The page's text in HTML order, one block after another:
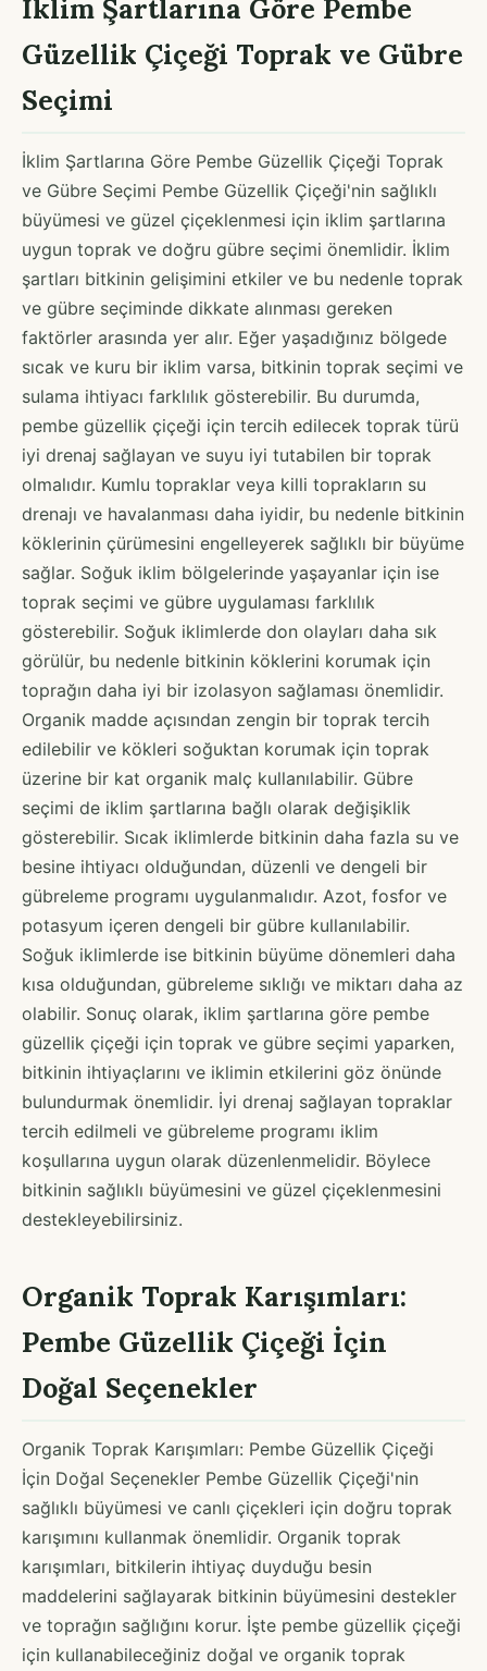
İklim Şartlarına Göre Pembe
Güzellik Çiçeği Toprak ve Gübre
Seçimi
İklim Şartlarına Göre Pembe Güzellik Çiçeği Toprak
ve Gübre Seçimi Pembe Güzellik Çiçeği'nin sağlıklı
büyümesi ve güzel çiçeklenmesi için iklim şartlarına
uygun toprak ve doğru gübre seçimi önemlidir. İklim
şartları bitkinin gelişimini etkiler ve bu nedenle toprak
ve gübre seçiminde dikkate alınması gereken
faktörler arasında yer alır. Eğer yaşadığınız bölgede
sıcak ve kuru bir iklim varsa, bitkinin toprak seçimi ve
sulama ihtiyacı farklılık gösterebilir. Bu durumda,
pembe güzellik çiçeği için tercih edilecek toprak türü
iyi drenaj sağlayan ve suyu iyi tutabilen bir toprak
olmalıdır. Kumlu topraklar veya killi toprakların su
drenajı ve havalanması daha iyidir, bu nedenle bitkinin
köklerinin çürümesini engelleyerek sağlıklı bir büyüme
sağlar. Soğuk iklim bölgelerinde yaşayanlar için ise
toprak seçimi ve gübre uygulaması farklılık
gösterebilir. Soğuk iklimlerde don olayları daha sık
görülür, bu nedenle bitkinin köklerini korumak için
toprağın daha iyi bir izolasyon sağlaması önemlidir.
Organik madde açısından zengin bir toprak tercih
edilebilir ve kökleri soğuktan korumak için toprak
üzerine bir kat organik malç kullanılabilir. Gübre
seçimi de iklim şartlarına bağlı olarak değişiklik
gösterebilir. Sıcak iklimlerde bitkinin daha fazla su ve
besine ihtiyacı olduğundan, düzenli ve dengeli bir
gübreleme programı uygulanmalıdır. Azot, fosfor ve
potasyum içeren dengeli bir gübre kullanılabilir.
Soğuk iklimlerde ise bitkinin büyüme dönemleri daha
kısa olduğundan, gübreleme sıklığı ve miktarı daha az
olabilir. Sonuç olarak, iklim şartlarına göre pembe
güzellik çiçeği için toprak ve gübre seçimi yaparken,
bitkinin ihtiyaçlarını ve iklimin etkilerini göz önünde
bulundurmak önemlidir. İyi drenaj sağlayan topraklar
tercih edilmeli ve gübreleme programı iklim
koşullarına uygun olarak düzenlenmelidir. Böylece
bitkinin sağlıklı büyümesini ve güzel çiçeklenmesini
destekleyebilirsiniz.
Organik Toprak Karışımları:
Pembe Güzellik Çiçeği İçin
Doğal Seçenekler
Organik Toprak Karışımları: Pembe Güzellik Çiçeği
İçin Doğal Seçenekler Pembe Güzellik Çiçeği'nin
sağlıklı büyümesi ve canlı çiçekleri için doğru toprak
karışımını kullanmak önemlidir. Organik toprak
karışımları, bitkilerin ihtiyaç duyduğu besin
maddelerini sağlayarak bitkinin büyümesini destekler
ve toprağın sağlığını korur. İşte pembe güzellik çiçeği
için kullanabileceğiniz doğal ve organik toprak